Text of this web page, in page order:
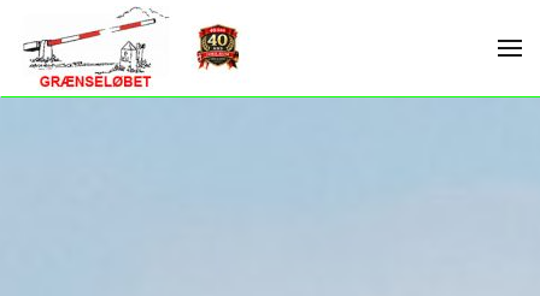
Skip to main content